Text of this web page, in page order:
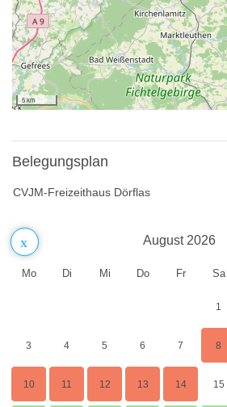
Erlebnisbad Hof, Bootsverleih am
Fichtelberg, Sessellift Ochsenkopf,
Sommerrodelbahn Bischofsgrün,
Freilichtbühne Luisenburg,Porzellanstadt
Tschechien (Franzensbad, Marienbad,
5 km
Belegungsplan
CVJM-Freizeithaus Dörflas
August 2026
Mo Di Mi Do Fr Sa
1
3 4 5 6 7 8
10 11 12 13 14 15